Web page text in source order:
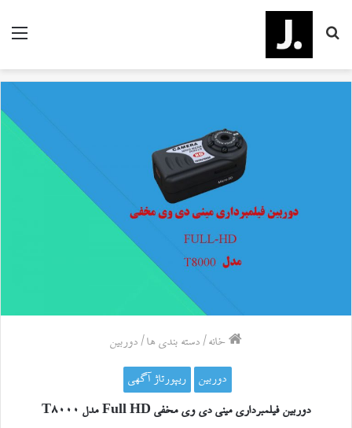
منو
برای
خانه / دسته بندی ها / دوربین
دوربین ریپورتاژ آگهی
دوربین فیلمبرداری مینی دی وی مخفی Full HD مدل T8000